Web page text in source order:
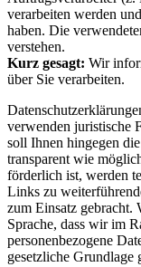
verarbeiten werden
haben. Die
verstehen.
Kurz gesagt: Wir
über Sie verarbeiten.
verwenden juristische
soll Ihnen hingegen
transparent wie
förderlich ist, werden
Links zu
zum Einsatz gebracht.
Sprache, dass wir im
personenbezogene
gesetzliche Grundlage